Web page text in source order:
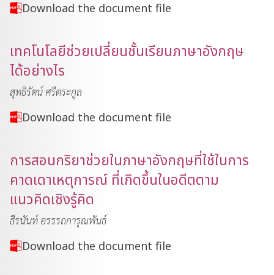
Download the document file
เทคโนโลยีช่วยเปลี่ยนชั้นเรียนภาษาอังกฤษ
ได้อย่างไร
สุทธิรัตน์ ศรีตระกูล
Download the document file
การสอนกริยาช่วยในภาษาอังกฤษที่ใช้ในการ
คาดเดาเหตุการณ์ ที่เกิดขึ้นในอดีตตาม
แนวคิดเชิงรู้คิด
ธีรนันท์ อรรรถการุณพันธ์
Download the document file